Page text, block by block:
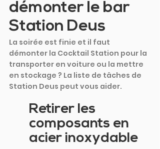
démonter le bar
Station Deus
La soirée est finie et il faut
démonter la Cocktail Station pour la
transporter en voiture ou la mettre
en stockage ? La liste de tâches de
Station Deus peut vous aider.
Retirer les
composants en
acier inoxydable